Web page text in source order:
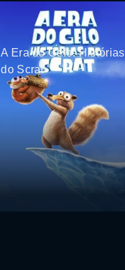
A Era do Gelo: Histórias
do Scrat